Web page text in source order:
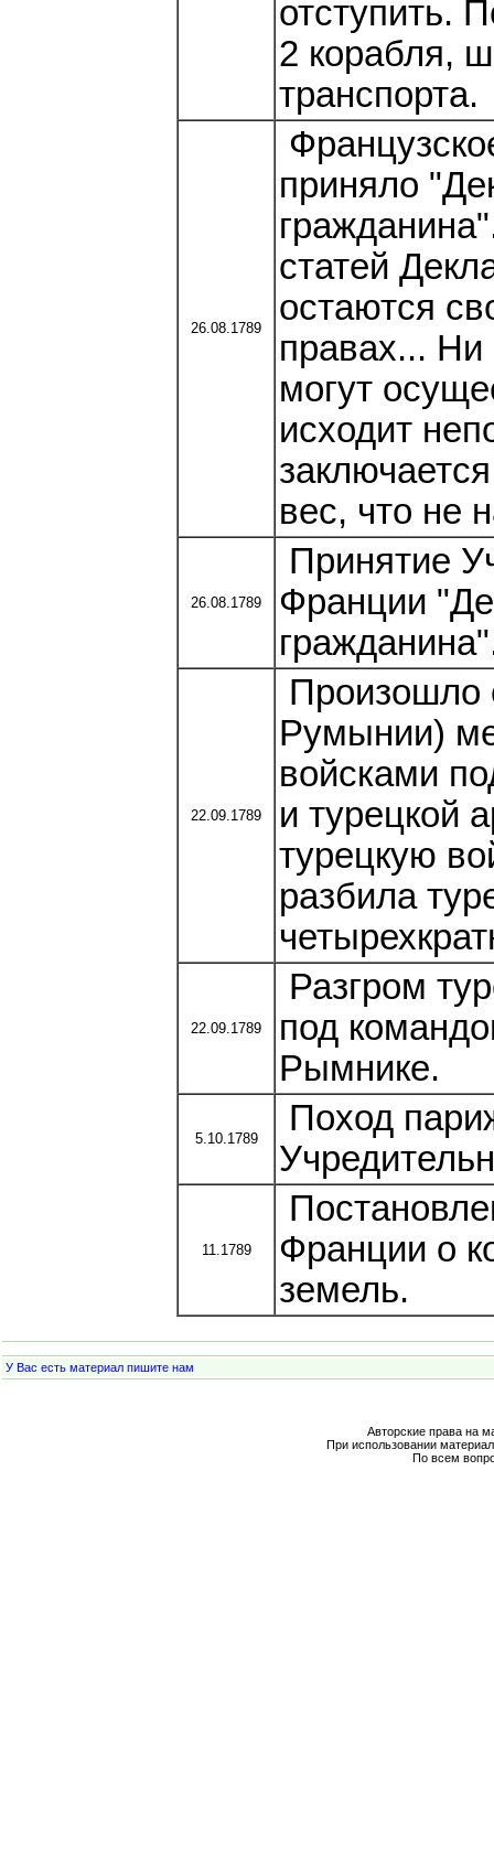
отступить.
2 корабля,
транспорта.
26.08.1789
приняло
статей
остаются
правах... Ни
могут
исходит
вес, что не
26.08.1789
Принятие
Франции
22.09.1789
Произошло
Румынии)
войсками
и турецкой
турецкую
разбила
22.09.1789
Разгром
под
Рымнике.
5.10.1789
Поход
11.1789
Франции о
земель.
У Вас есть материал пишите нам
Авторские права на
При использовании
По всем